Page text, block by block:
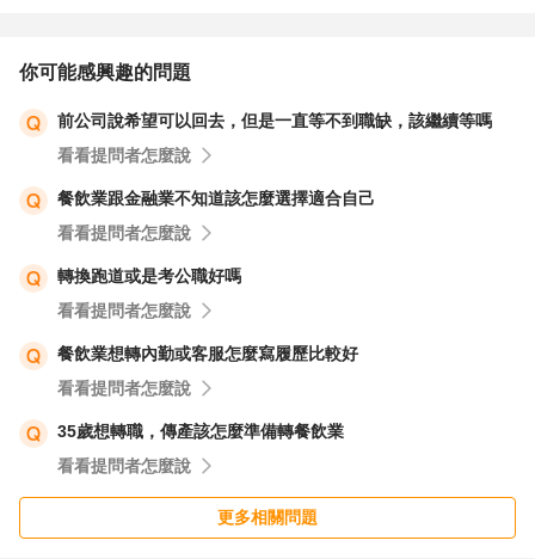
你可能感興趣的問題
前公司說希望可以回去，但是一直等不到職缺，該繼續等嗎
看看提問者怎麼說
餐飲業跟金融業不知道該怎麼選擇適合自己
看看提問者怎麼說
轉換跑道或是考公職好嗎
看看提問者怎麼說
餐飲業想轉內勤或客服怎麼寫履歷比較好
看看提問者怎麼說
35歲想轉職，傳產該怎麼準備轉餐飲業
看看提問者怎麼說
更多相關問題